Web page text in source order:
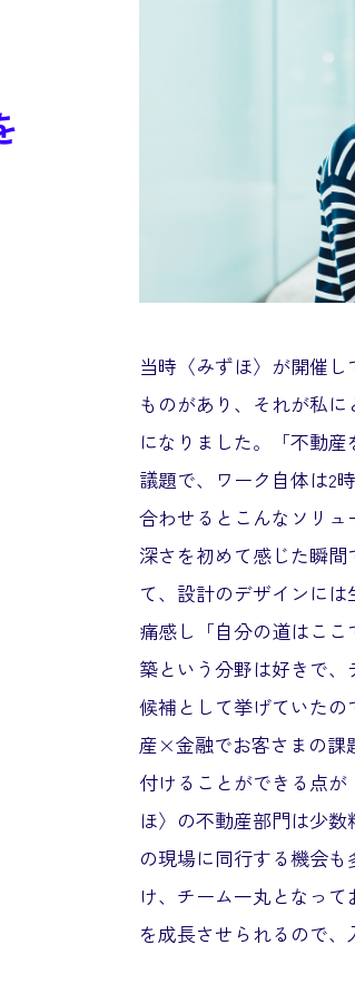
当時〈みずほ〉が開催
ものがあり、それが私
になりました。「不動
議題で、ワーク自体は2
合わせるとこんなソリ
深さを初めて感じた瞬
て、設計のデザインに
痛感し「自分の道はこ
築という分野は好きで
候補として挙げていた
産×金融でお客さまの課
付けることができる点
ほ〉の不動産部門は少
の現場に同行する機会
け、チーム一丸となっ
を成長させられるので、